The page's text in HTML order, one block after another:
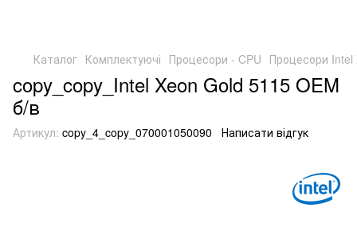
Каталог Комплектуючі Процесори - CPU Процесори Intel
copy_copy_Intel Xeon Gold 5115 OEM
б/в
Артикул: copy_4_copy_070001050090 Написати відгук